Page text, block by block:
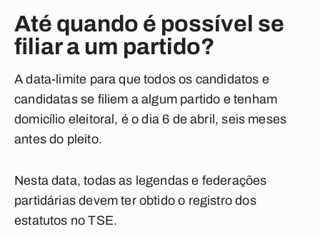
Até quando é possível se
filiar a um partido?
A data-limite para que todos os candidatos e
candidatas se filiem a algum partido e tenham
domicílio eleitoral, é o dia 6 de abril, seis meses
antes do pleito.
Nesta data, todas as legendas e federações
partidárias devem ter obtido o registro dos
estatutos no TSE.